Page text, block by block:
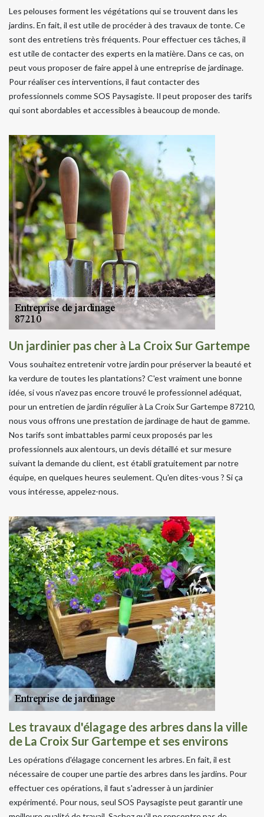
Les pelouses forment les végétations qui se trouvent dans les
jardins. En fait, il est utile de procéder à des travaux de tonte. Ce
sont des entretiens très fréquents. Pour effectuer ces tâches, il
est utile de contacter des experts en la matière. Dans ce cas, on
peut vous proposer de faire appel à une entreprise de jardinage.
Pour réaliser ces interventions, il faut contacter des
professionnels comme SOS Paysagiste. Il peut proposer des tarifs
qui sont abordables et accessibles à beaucoup de monde.
Un jardinier pas cher à La Croix Sur Gartempe
Vous souhaitez entretenir votre jardin pour préserver la beauté et
ka verdure de toutes les plantations? C'est vraiment une bonne
idée, si vous n'avez pas encore trouvé le professionnel adéquat,
pour un entretien de jardin régulier à La Croix Sur Gartempe 87210,
nous vous offrons une prestation de jardinage de haut de gamme.
Nos tarifs sont imbattables parmi ceux proposés par les
professionnels aux alentours, un devis détaillé et sur mesure
suivant la demande du client, est établi gratuitement par notre
équipe, en quelques heures seulement. Qu'en dites-vous ? Si ça
vous intéresse, appelez-nous.
Les travaux d'élagage des arbres dans la ville
de La Croix Sur Gartempe et ses environs
Les opérations d'élagage concernent les arbres. En fait, il est
nécessaire de couper une partie des arbres dans les jardins. Pour
effectuer ces opérations, il faut s'adresser à un jardinier
expérimenté. Pour nous, seul SOS Paysagiste peut garantir une